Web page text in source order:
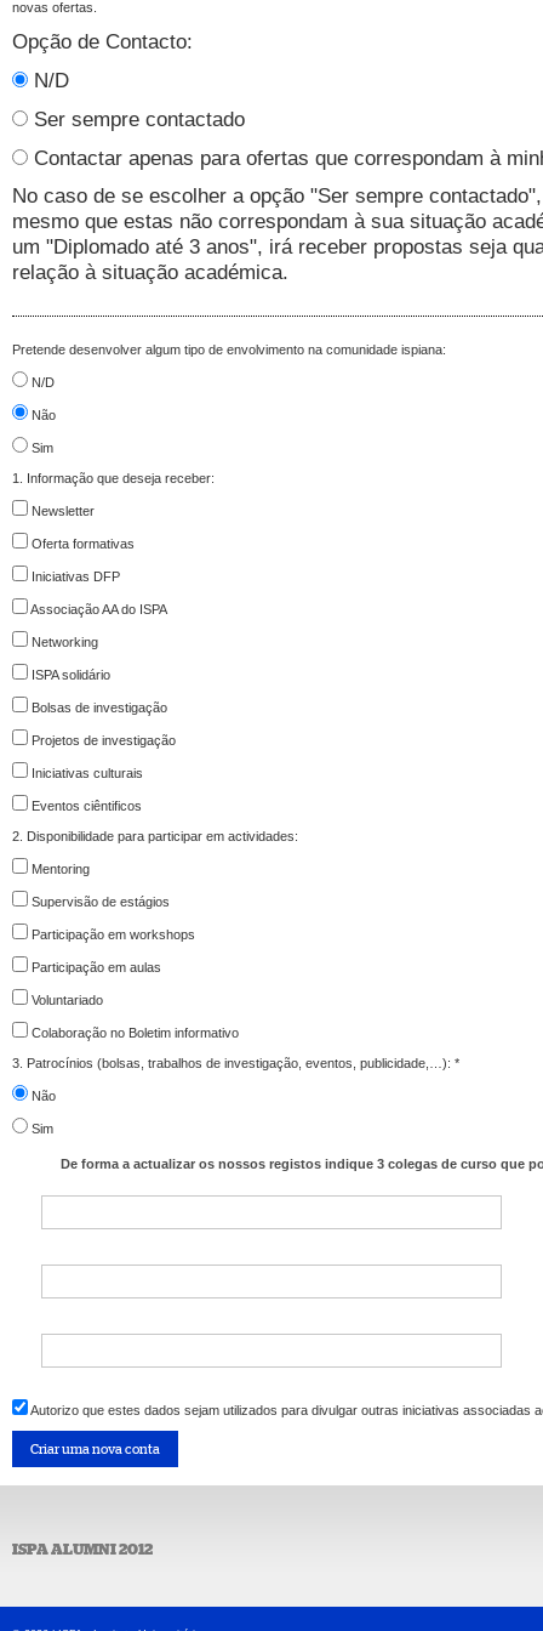
novas ofertas.
Opção de Contacto:
N/D
Ser sempre contactado
Contactar apenas para ofertas que correspondam à
No caso de se escolher a opção "Ser sempre
mesmo que estas não correspondam à sua situação
um "Diplomado até 3 anos", irá receber propostas seja
relação à situação académica.
Pretende desenvolver algum tipo de envolvimento na comunidade ispiana:
N/D
Não
Sim
1. Informação que deseja receber:
Newsletter
Oferta formativas
Iniciativas DFP
Associação AA do ISPA
Networking
ISPA solidário
Bolsas de investigação
Projetos de investigação
Iniciativas culturais
Eventos ciêntificos
2. Disponibilidade para participar em actividades:
Mentoring
Supervisão de estágios
Participação em workshops
Participação em aulas
Voluntariado
Colaboração no Boletim informativo
3. Patrocínios (bolsas, trabalhos de investigação, eventos, publicidade,…): *
Não
Sim
De forma a actualizar os nossos registos indique 3 colegas de curso que
Autorizo que estes dados sejam utilizados para divulgar outras iniciativas associadas
ISPA ALUMNI 2012